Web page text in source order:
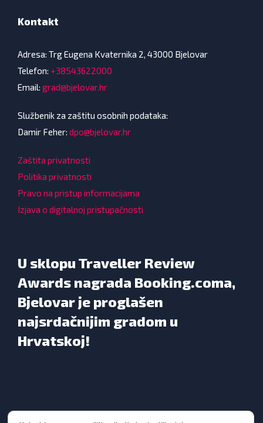
Kontakt
Adresa: Trg Eugena Kvaternika 2, 43000 Bjelovar
Telefon: +38543622000
Email: grad@bjelovar.hr
Službenik za zaštitu osobnih podataka:
Damir Feher: dpo@bjelovar.hr
Zaštita privatnosti
Politika privatnosti
Pravo na pristup informacijama
Izjava o digitalnoj pristupačnosti
U sklopu Traveller Review
Awards nagrada Booking.coma,
Bjelovar je proglašen
najsrdačnijim gradom u
Hrvatskoj!